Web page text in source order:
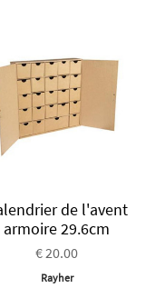
de l'avent
armoire 29.6cm
€ 20.00
Rayher